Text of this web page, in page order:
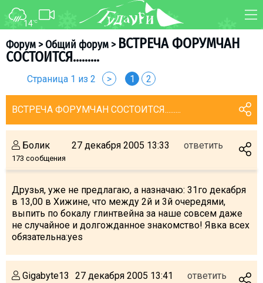
14°C
Форум>Общий форум> ВСТРЕЧА ФОРУМЧАН
СОСТОИТСЯ.........
Страница 1 из 2 > 1 2
ВСТРЕЧА ФОРУМЧАН СОСТОИТСЯ.........
Болик
173 сообщения
27 декабря 2005 13:33 ответить
Друзья, уже не предлагаю, а назначаю: 31го декабря
в 13,00 в Хижине, что между 2й и 3й очередями,
выпить по бокалу глинтвейна за наше совсем даже
не случайное и долгожданное знакомство! Явка всех
обязательна:yes
Gigabyte13 27 декабря 2005 13:41 ответить
ФОРУМ КАРТА
О курорте
Схема трасс
Ски-сервис
Развлечения
Календарь событий
Гудаури
INFO